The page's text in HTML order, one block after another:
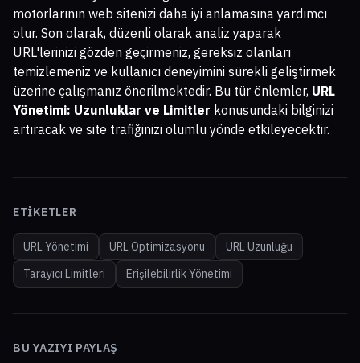
motorlarının web sitenizi daha iyi anlamasına yardımcı
olur. Son olarak, düzenli olarak analiz yaparak
URL'lerinizi gözden geçirmeniz, gereksiz olanları
temizlemeniz ve kullanıcı deneyimini sürekli geliştirmek
üzerine çalışmanız önerilmektedir. Bu tür önlemler, URL
Yönetimi: Uzunluklar ve Limitler konusundaki bilginizi
artıracak ve site trafiğinizi olumlu yönde etkileyecektir.
ETIKETLER
URL Yönetimi URL Optimizasyonu
URL Uzunluğu
Tarayıcı Limitleri
Erişilebilirlik Yönetimi
BU YAZIYI PAYLAŞ